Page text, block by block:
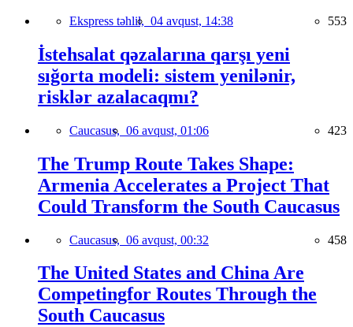
Ekspress təhlil, 04 avqust, 14:38 553
İstehsalat qəzalarına qarşı yeni
sığorta modeli: sistem yenilənir,
risklər azalacaqmı?
Caucasus, 06 avqust, 01:06 423
The Trump Route Takes Shape:
Armenia Accelerates a Project That
Could Transform the South Caucasus
Caucasus, 06 avqust, 00:32 458
The United States and China Are
Competingfor Routes Through the
South Caucasus